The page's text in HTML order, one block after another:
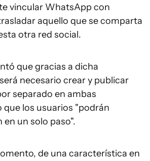
vincular WhatsApp con
aquello que se comparta
otra red social.
que gracias a dicha
necesario crear y publicar
separado en ambas
que los usuarios "podrán
un solo paso".
de una característica en